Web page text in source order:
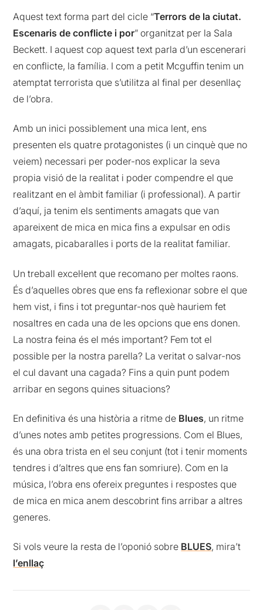
Aquest text forma part del cicle “Terrors de la ciutat.
Escenaris de conflicte i por” organitzat per la Sala
Beckett. I aquest cop aquest text parla d’un escenerari
en conflicte, la família. I com a petit Mcguffin tenim un
atemptat terrorista que s’utilitza al final per desenllaç
de l’obra.
Amb un inici possiblement una mica lent, ens
presenten els quatre protagonistes (i un cinquè que no
veiem) necessari per poder-nos explicar la seva
propia visió de la realitat i poder compendre el que
realitzant en el àmbit familiar (i professional). A partir
d’aquí, ja tenim els sentiments amagats que van
apareixent de mica en mica fins a expulsar en odis
amagats, picabaralles i ports de la realitat familiar.
Un treball excel·lent que recomano per moltes raons.
És d’aquelles obres que ens fa reflexionar sobre el que
hem vist, i fins i tot preguntar-nos què hauriem fet
nosaltres en cada una de les opcions que ens donen.
La nostra feina és el més important? Fem tot el
possible per la nostra parella? La veritat o salvar-nos
el cul davant una cagada? Fins a quin punt podem
arribar en segons quines situacions?
En definitiva és una història a ritme de Blues, un ritme
d’unes notes amb petites progressions. Com el Blues,
és una obra trista en el seu conjunt (tot i tenir moments
tendres i d’altres que ens fan somriure). Com en la
música, l’obra ens ofereix preguntes i respostes que
de mica en mica anem descobrint fins arribar a altres
generes.
Si vols veure la resta de l’oponió sobre BLUES, mira’t
l’enllaç